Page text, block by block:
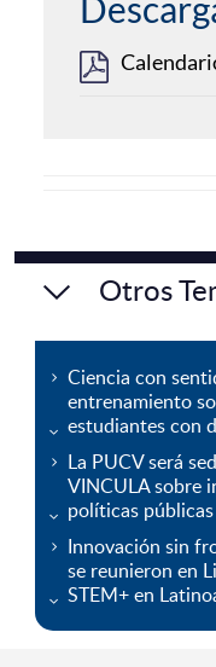
Otros
Ciencia con
entrenamiento
estudiantes con
La PUCV será
VINCULA sobre
políticas públicas
Innovación sin
se reunieron en
STEM+ en